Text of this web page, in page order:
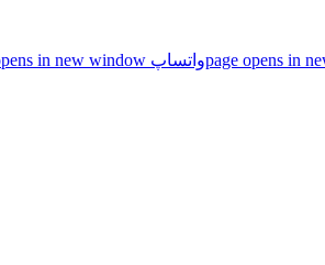
واتساپ page opens in new window